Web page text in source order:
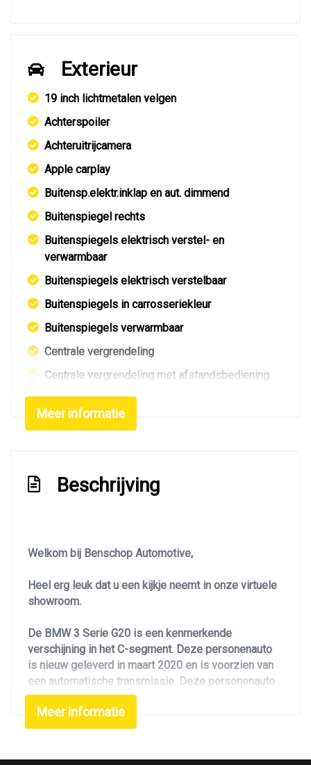
Exterieur
19 inch lichtmetalen velgen
Achterspoiler
Achteruitrijcamera
Apple carplay
Buitensp.elektr.inklap en aut. dimmend
Buitenspiegel rechts
Buitenspiegels elektrisch verstel- en
verwarmbaar
Buitenspiegels elektrisch verstelbaar
Buitenspiegels in carrosseriekleur
Buitenspiegels verwarmbaar
Centrale vergrendeling
Centrale vergrendeling met afstandsbediening
Dimlichten automatisch
Elektrisch bedienbare achterklep
Glazen schuifdak
Led dagrijverlichting
Led verlichting
Lichtmetalen velgen 19"
M pakket exterieur
Metaalkleur
Navigatie
Meer informatie
Beschrijving
Welkom bij Benschop Automotive,
Heel erg leuk dat u een kijkje neemt in onze virtuele
showroom.
De BMW 3 Serie G20 is een kenmerkende
verschijning in het C-segment. Deze personenauto
is nieuw geleverd in maart 2020 en is voorzien van
een automatische transmissie. Deze personenauto
heeft 118580 km gereden. Deze goed onderhouden
auto is deels bij de dealer onderhouden. Alle
servicebeurten zijn uitgevoerd. De laatste
104000 km. De auto staat goed op zijn banden en is
Meer informatie